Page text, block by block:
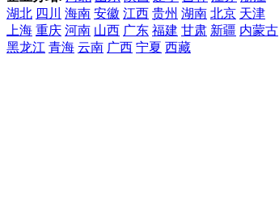
湖北 四川 海南 安徽 江西 贵州 湖南 北京 天津
上海 重庆 河南 山西 广东 福建 甘肃 新疆 内蒙古
黑龙江 青海 云南 广西 宁夏 西藏